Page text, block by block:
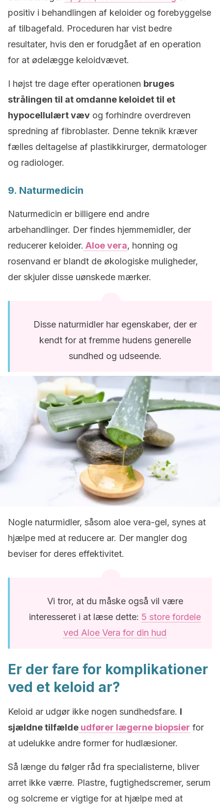
positiv i behandlingen af keloider og forebyggelse
af tilbagefald. Proceduren har vist bedre
resultater, hvis den er forudgået af en operation
for at ødelægge keloidvævet.
I højst tre dage efter operationen bruges
strålingen til at omdanne keloidet til et
hypocellulært væv og forhindre overdreven
spredning af fibroblaster. Denne teknik kræver
fælles deltagelse af plastikkirurger, dermatologer
og radiologer.
9. Naturmedicin
Naturmedicin er billigere end andre
arbehandlinger. Der findes hjemmemidler, der
reducerer keloider. Aloe vera, honning og
rosenvand er blandt de økologiske muligheder,
der skjuler disse uønskede mærker.
Disse naturmidler har egenskaber, der er
kendt for at fremme hudens generelle
sundhed og udseende.
Nogle naturmidler, såsom aloe vera-gel, synes at
hjælpe med at reducere ar. Der mangler dog
beviser for deres effektivitet.
Vi tror, at du måske også vil være
interesseret i at læse dette: 5 store fordele
ved Aloe Vera for din hud
Er der fare for komplikationer
ved et keloid ar?
Keloid ar udgør ikke nogen sundhedsfare. I
sjældne tilfælde udfører lægerne biopsier for
at udelukke andre former for hudlæsioner.
Så længe du følger råd fra specialisterne, bliver
arret ikke værre. Plastre, fugtighedscremer, serum
og solcreme er vigtige for at hjælpe med at